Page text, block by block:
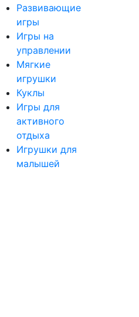
Развивающие
игры
Игры на
управлении
Мягкие
игрушки
Куклы
Игры для
активного
отдыха
Игрушки для
малышей